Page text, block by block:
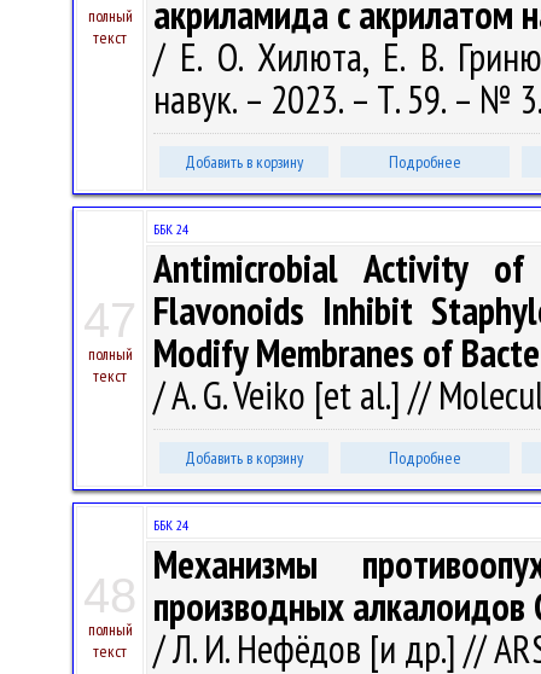
полный
текст
акриламида с акрилатом
/ Е. О. Хилюта, Е. В.
навук. – 2023. – Т. 59. – №
Добавить в корзину Подробнее
47
полный
текст
ББК 24
Antimicrobial Activity of
Flavonoids Inhibit
Modify Membranes of
/ A. G. Veiko [et al.] //
Добавить в корзину Подробнее
48
полный
текст
ББК 24
Механизмы
производных алкалоидов
/ Л. И. Нефёдов [и др.] //